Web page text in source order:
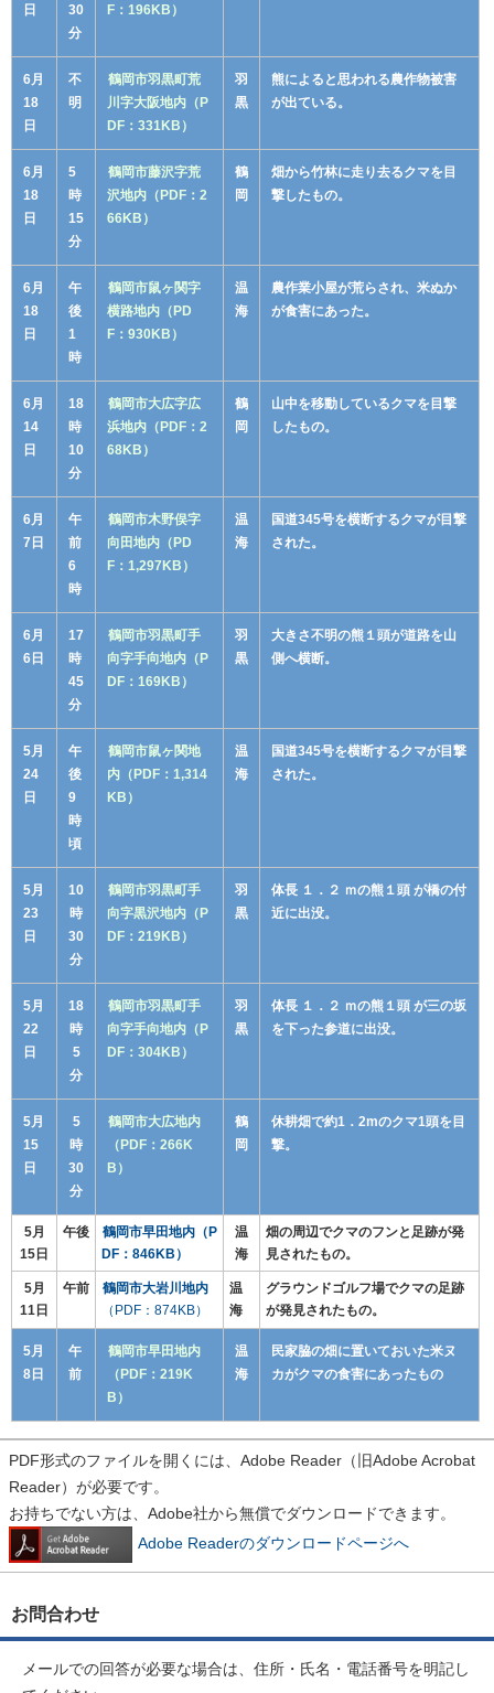
日
30
分
F：196KB）
6月
18
日
不
明
鶴岡市羽黒町荒
川字大阪地内（P
DF：331KB）
羽
黒
熊によると思われる農作物被害
が出ている。
6月
18
日
5
時
15
分
鶴岡市藤沢字荒
沢地内（PDF：2
66KB）
鶴
岡
畑から竹林に走り去るクマを目
撃したもの。
6月
18
日
午
後
1
時
鶴岡市鼠ヶ関字
横路地内（PD
F：930KB）
温
海
農作業小屋が荒らされ、米ぬか
が食害にあった。
6月
14
日
18
時
10
分
鶴岡市大広字広
浜地内（PDF：2
68KB）
鶴
岡
山中を移動しているクマを目撃
したもの。
6月
7日
午
前
6
時
鶴岡市木野俣字
向田地内（PD
F：1,297KB）
温
海
国道345号を横断するクマが目撃
された。
6月
6日
17
時
45
分
鶴岡市羽黒町手
向字手向地内（P
DF：169KB）
羽
黒
大きさ不明の熊１頭が道路を山
側へ横断。
5月
24
日
午
後
9
時
頃
鶴岡市鼠ヶ関地
内（PDF：1,314
KB）
温
海
国道345号を横断するクマが目撃
された。
5月
23
日
10
時
30
分
鶴岡市羽黒町手
向字黒沢地内（P
DF：219KB）
羽
黒
体長 １．２ ｍの熊１頭 が橋の付
近に出没。
5月
22
日
18
時
5
分
鶴岡市羽黒町手
向字手向地内（P
DF：304KB）
羽
黒
体長 １．２ ｍの熊１頭 が三の坂
を下った参道に出没。
5月
15
日
5
時
30
分
鶴岡市大広地内
（PDF：266K
B）
鶴
岡
休耕畑で約1．2mのクマ1頭を目
撃。
5月
15日
午後
鶴岡市早田地内（P
DF：846KB）
温
海
畑の周辺でクマのフンと足跡が発
見されたもの。
5月
11日
午前
鶴岡市大岩川地内
（PDF：874KB）
温
海
グラウンドゴルフ場でクマの足跡
が発見されたもの。
5月
8日
午
前
鶴岡市早田地内
（PDF：219K
B）
温
海
民家脇の畑に置いておいた米ヌ
カがクマの食害にあったもの
PDF形式のファイルを開くには、Adobe Reader（旧Adobe Acrobat
Reader）が必要です。
お持ちでない方は、Adobe社から無償でダウンロードできます。
Adobe Readerのダウンロードページへ
お問合わせ
メールでの回答が必要な場合は、住所・氏名・電話番号を明記し